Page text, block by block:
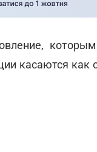
касаются как